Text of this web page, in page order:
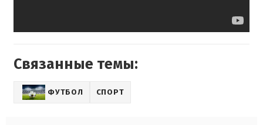
Связанные темы:
ФУТБОЛ СПОРТ